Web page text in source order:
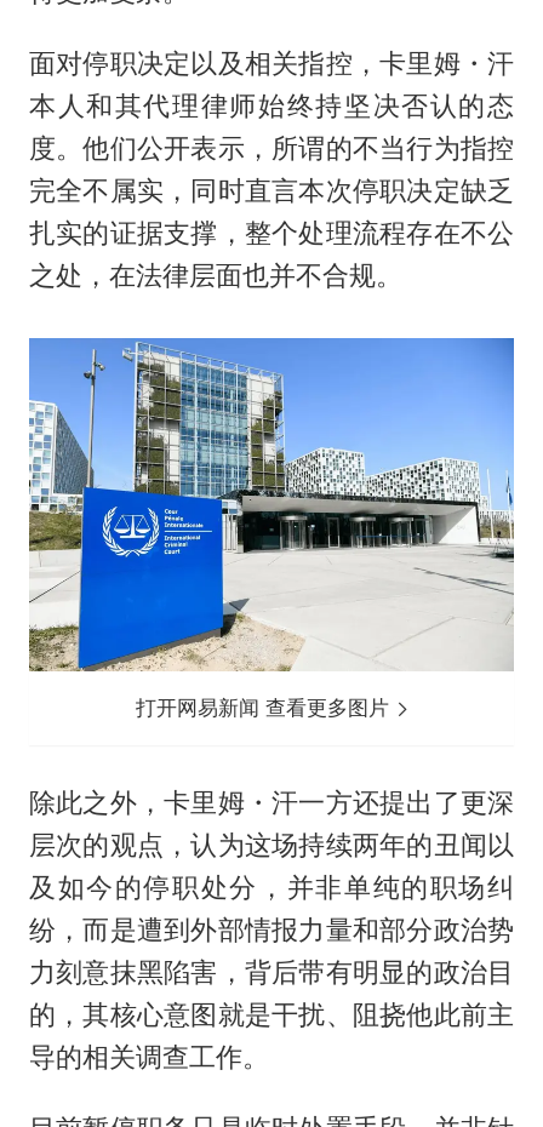
面对停职决定以及相关指控，卡里姆・汗
本人和其代理律师始终持坚决否认的态
度。他们公开表示，所谓的不当行为指控
完全不属实，同时直言本次停职决定缺乏
扎实的证据支撑，整个处理流程存在不公
之处，在法律层面也并不合规。
打开网易新闻 查看更多图片
除此之外，卡里姆・汗一方还提出了更深
层次的观点，认为这场持续两年的丑闻以
及如今的停职处分，并非单纯的职场纠
纷，而是遭到外部情报力量和部分政治势
力刻意抹黑陷害，背后带有明显的政治目
的，其核心意图就是干扰、阻挠他此前主
导的相关调查工作。